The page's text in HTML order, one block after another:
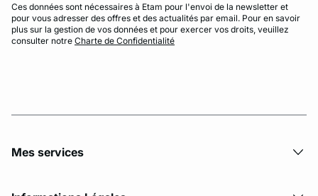
Ces données sont nécessaires à Etam pour l'envoi de la newsletter et
pour vous adresser des offres et des actualités par email. Pour en savoir
plus sur la gestion de vos données et pour exercer vos droits, veuillez
consulter notre Charte de Confidentialité
Mes services